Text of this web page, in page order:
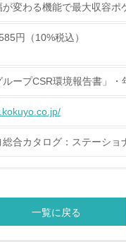
っていない）
包を行っている
行っている
化学物質
量を把握し、具体的な削
変わる機能で最大収容ポ
円（10%税込）
ループCSR環境報告書」
総合カタログ：ステーシ
一覧に戻る